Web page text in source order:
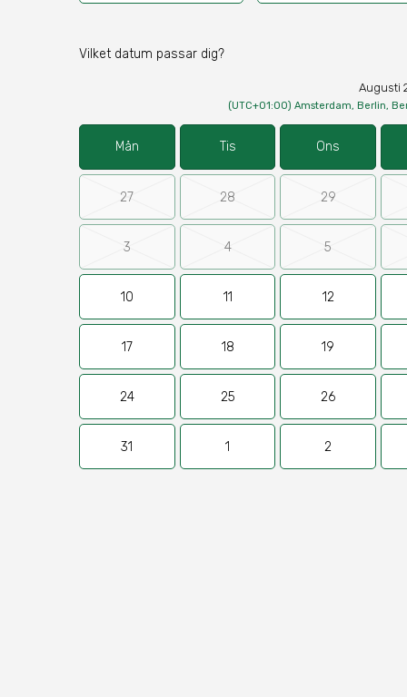
Vilket datum passar dig?
Augusti
(UTC+01:00) Amsterdam, Berlin,
Mån Tis Ons
27 28 29
3 4 5
10 11 12
17 18 19
24 25 26
31 1 2